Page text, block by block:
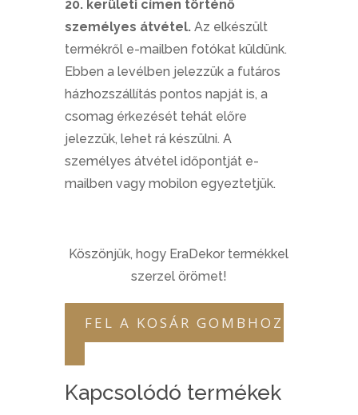
20. kerületi címen történő
személyes átvétel.Az elkészült
termékről e-mailben fotókat küldünk.
Ebben a levélben jelezzük a futáros
házhozszállítás pontos napját is, a
csomag érkezését tehát előre
jelezzük, lehet rá készülni. A
személyes átvétel időpontját e-
mailben vagy mobilon egyeztetjük.
Köszönjük, hogy EraDekor termékkel
szerzel örömet!
FEL A KOSÁR GOMBHOZ
Kapcsolódó termékek